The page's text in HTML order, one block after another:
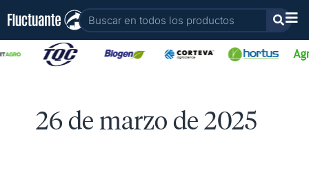
contenido
Buscar
26 de marzo de 2025